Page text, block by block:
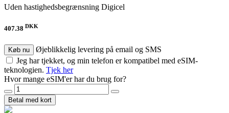
Uden hastighedsbegrænsning Digicel
407.38 DKK
Køb nu
Øjeblikkelig levering på email og SMS
Jeg har tjekket, og min telefon er kompatibel med eSIM-
teknologien. Tjek her
Hvor mange eSIM'er har du brug for?
Betal med kort